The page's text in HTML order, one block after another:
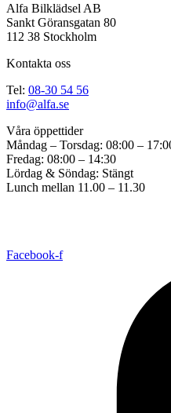
Alfa Bilklädsel AB
Sankt Göransgatan 80
112 38 Stockholm
Kontakta oss
Tel: 08-30 54 56
info@alfa.se
Våra öppettider
Måndag – Torsdag: 08:00 –
Fredag: 08:00 – 14:30
Lördag & Söndag: Stängt
Lunch mellan 11.00 – 11.30
Facebook-f